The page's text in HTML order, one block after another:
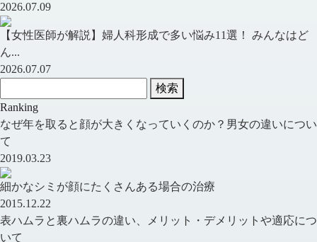
2026.07.09
【女性医師が解説】婦人科形成で多い悩み11選！ みんなはど
ん...
2026.07.07
検索
Ranking
なぜ年を取ると顔が大きくなっていくのか？男女の違いについ
て
2019.03.23
細かなシミが顔にたくさんある場合の治療
2015.12.22
表ハムラと裏ハムラの違い、メリット・デメリットや適応につ
いて